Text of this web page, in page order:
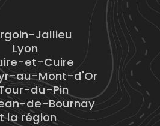
Jallieu
Lyon
et-Cuire
au-Mont-d'Or
du-Pin
de-Bournay
la région